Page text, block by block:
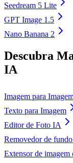
Seedream 5 Lite
GPT Image 1.5
Nano Banana 2
Descubra
IA
Imagem para
Texto para Imagem
Editor de Foto IA
Removedor de
Extensor de imagem